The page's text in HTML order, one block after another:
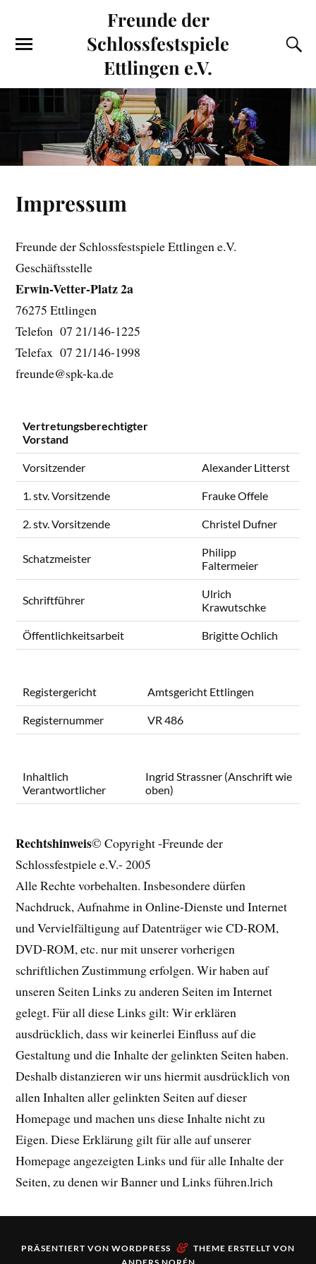
Freunde der
Schlossfestspiele
Ettlingen e.V.
Impressum
Freunde der Schlossfestspiele Ettlingen e.V.
Geschäftsstelle
Erwin-Vetter-Platz 2a
76275 Ettlingen
Telefon 07 21/146-1225
Telefax 07 21/146-1998
freunde@spk-ka.de
Vertretungsberechtigter
Vorstand
Vorsitzender Alexander Litterst
1. stv. Vorsitzende Frauke Offele
2. stv. Vorsitzende Christel Dufner
Schatzmeister
Philipp
Faltermeier
Schriftführer
Ulrich
Krawutschke
Öffentlichkeitsarbeit Brigitte Ochlich
Registergericht Amtsgericht Ettlingen
Registernummer VR 486
Inhaltlich
Verantwortlicher
Ingrid Strassner (Anschrift wie
oben)
Rechtshinweis© Copyright -Freunde der
Schlossfestpiele e.V.- 2005
Alle Rechte vorbehalten. Insbesondere dürfen
Nachdruck, Aufnahme in Online-Dienste und Internet
und Vervielfältigung auf Datenträger wie CD-ROM,
DVD-ROM, etc. nur mit unserer vorherigen
schriftlichen Zustimmung erfolgen. Wir haben auf
unseren Seiten Links zu anderen Seiten im Internet
gelegt. Für all diese Links gilt: Wir erklären
ausdrücklich, dass wir keinerlei Einfluss auf die
Gestaltung und die Inhalte der gelinkten Seiten haben.
Deshalb distanzieren wir uns hiermit ausdrücklich von
allen Inhalten aller gelinkten Seiten auf dieser
Homepage und machen uns diese Inhalte nicht zu
Eigen. Diese Erklärung gilt für alle auf unserer
Homepage angezeigten Links und für alle Inhalte der
Seiten, zu denen wir Banner und Links führen.lrich
PRÄSENTIERT VON WORDPRESS & THEME ERSTELLT VON